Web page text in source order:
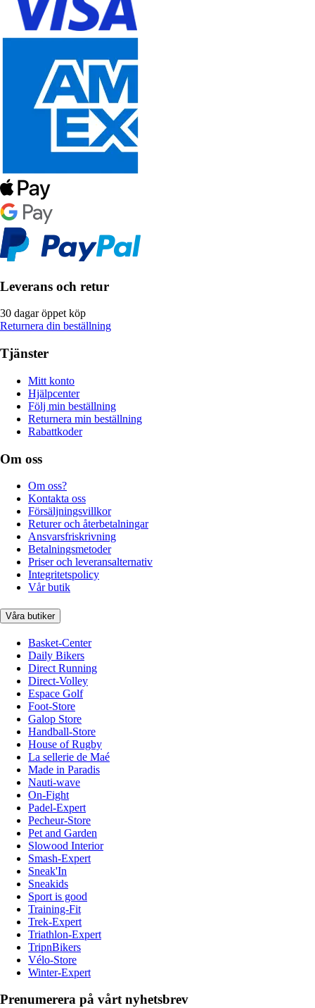
Leverans och retur
30 dagar öppet köp
Returnera din beställning
Tjänster
Mitt konto
Hjälpcenter
Följ min beställning
Returnera min beställning
Rabattkoder
Om oss
Om oss?
Kontakta oss
Försäljningsvillkor
Returer och återbetalningar
Ansvarsfriskrivning
Betalningsmetoder
Priser och leveransalternativ
Integritetspolicy
Vår butik
Våra butiker
Basket-Center
Daily Bikers
Direct Running
Direct-Volley
Espace Golf
Foot-Store
Galop Store
Handball-Store
House of Rugby
La sellerie de Maé
Made in Paradis
Nauti-wave
On-Fight
Padel-Expert
Pecheur-Store
Pet and Garden
Slowood Interior
Smash-Expert
Sneak'In
Sneakids
Sport is good
Training-Fit
Trek-Expert
Triathlon-Expert
TripnBikers
Vélo-Store
Winter-Expert
Prenumerera på vårt nyhetsbrev